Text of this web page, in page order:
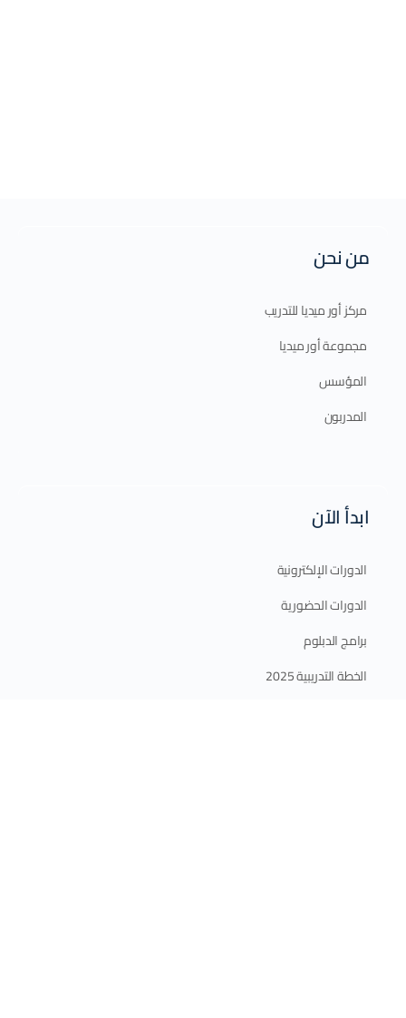
من نحن
مركز أور ميديا للتدريب
مجموعة أور ميديا
المؤسس
المدربون
ابدأ الآن
الدورات الإلكترونية
الدورات الحضورية
برامج الدبلوم
الخطة التدريبية 2025